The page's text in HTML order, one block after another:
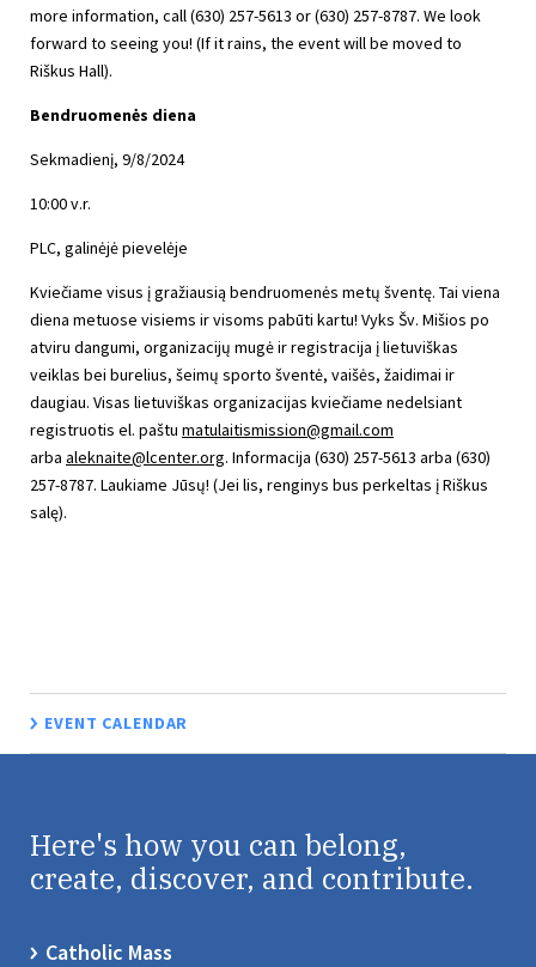
more information, call (630) 257-5613 or (630) 257-8787. We look
forward to seeing you! (If it rains, the event will be moved to
Riškus Hall).
Bendruomenės diena
Sekmadienį, 9/8/2024
10:00 v.r.
PLC, galinėjė pievelėje
Kviečiame visus į gražiausią bendruomenės metų šventę. Tai viena
diena metuose visiems ir visoms pabūti kartu! Vyks Šv. Mišios po
atviru dangumi, organizacijų mugė ir registracija į lietuviškas
veiklas bei burelius, šeimų sporto šventė, vaišės, žaidimai ir
daugiau. Visas lietuviškas organizacijas kviečiame nedelsiant
registruotis el. paštu matulaitismission@gmail.com
arba aleknaite@lcenter.org. Informacija (630) 257-5613 arba (630)
257-8787. Laukiame Jūsų! (Jei lis, renginys bus perkeltas į Riškus
salę).
EVENT CALENDAR
Here's how you can belong,
create, discover, and contribute.
Catholic Mass